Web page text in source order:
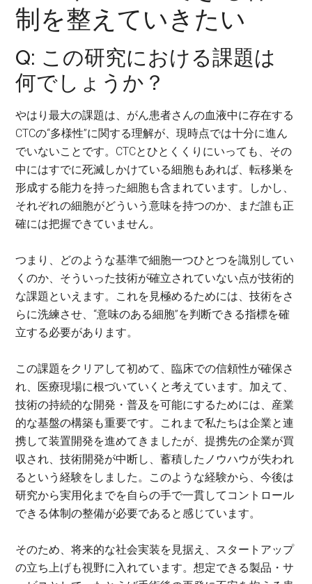
制を整えていきたい
Q: この研究における課題は
何でしょうか？
やはり最大の課題は、がん患者さんの血液中に存在する
CTCの“多様性”に関する理解が、現時点では十分に進ん
でいないことです。CTCとひとくくりにいっても、その
中にはすでに死滅しかけている細胞もあれば、転移巣を
形成する能力を持った細胞も含まれています。しかし、
それぞれの細胞がどういう意味を持つのか、まだ誰も正
確には把握できていません。
つまり、どのような基準で細胞一つひとつを識別してい
くのか、そういった技術が確立されていない点が技術的
な課題といえます。これを見極めるためには、技術をさ
らに洗練させ、“意味のある細胞”を判断できる指標を確
立する必要があります。
この課題をクリアして初めて、臨床での信頼性が確保さ
れ、医療現場に根づいていくと考えています。加えて、
技術の持続的な開発・普及を可能にするためには、産業
的な基盤の構築も重要です。これまで私たちは企業と連
携して装置開発を進めてきましたが、提携先の企業が買
収され、技術開発が中断し、蓄積したノウハウが失われ
るという経験をしました。このような経験から、今後は
研究から実用化までを自らの手で一貫してコントロール
できる体制の整備が必要であると感じています。
そのため、将来的な社会実装を見据え、スタートアップ
の立ち上げも視野に入れています。想定できる製品・サ